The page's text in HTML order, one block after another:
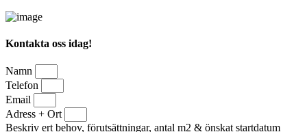
Kontakta oss idag!
Namn
Telefon
Email
Adress + Ort
Beskriv ert behov, förutsättningar, antal m2 & önskat startdatum